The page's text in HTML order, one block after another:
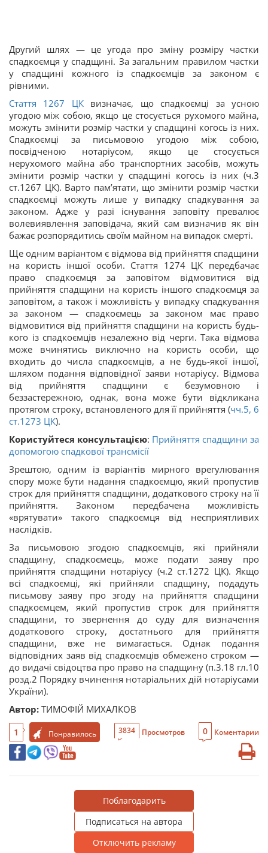
Другий шлях — це угода про зміну розміру частки
спадкоємця у спадщині. За загальним правилом частки
у спадщині кожного із спадкоємців за законом є
рівними.
Стаття 1267 ЦКвизначає, що спадкоємці за усною
угодою між собою, якщо це стосується рухомого майна,
можуть змінити розмір частки у спадщині когось із них.
Спадкоємці за письмовою угодою між собою,
посвідченою нотаріусом, якщо це стосується
нерухомого майна або транспортних засобів, можуть
змінити розмір частки у спадщині когось із них (ч.3
ст.1267 ЦК). Варто пам’ятати, що змінити розмір частки
спадкоємці можуть лише у випадку спадкування за
законом. Адже у разі існування заповіту превалює
волевиявлення заповідача, який сам визначив як він
бажає розпорядитись своїм майном на випадок смерті.
Ще одним варіантом є відмова від прийняття спадщини
на користь іншої особи. Стаття 1274 ЦК передбачає
право спадкоємця за заповітом відмовитися від
прийняття спадщини на користь іншого спадкоємця за
заповітом, а також і можливість у випадку спадкування
за законом — спадкоємець за законом має право
відмовитися від прийняття спадщини на користь будь-
кого із спадкоємців незалежно від черги. Така відмова
може вчинятись виключно на користь особи, що
входить до числа спадкоємців, а не будь-якої іншої,
шляхом подання відповідної заяви нотаріусу. Відмова
від прийняття спадщини є безумовною і
беззастережною, однак, вона може бути відкликана
протягом строку, встановленого для її прийняття (чч.5, 6
ст.1273 ЦК).
Користуйтеся консультацією: Прийняття спадщини за
допомогою спадкової трансмісії
Зрештою, одним із варіантів мирного врегулювання
спору може бути надання спадкоємцю, який пропустив
строк для прийняття спадщини, додаткового строку на її
прийняття. Законом передбачена можливість
«врятувати» такого спадкоємця від несприятливих
наслідків.
За письмовою згодою спадкоємців, які прийняли
спадщину, спадкоємець, може подати заяву про
прийняття спадщини нотаріусу (ч.2 ст.1272 ЦК). Якщо
всі спадкоємці, які прийняли спадщину, подадуть
письмову заяву про згоду на прийняття спадщини
спадкоємцем, який пропустив строк для прийняття
спадщини, то звернення до суду для визначення
додаткового строку, достатнього для прийняття
спадщини, вже не вимагається. Однак подання
відповідних заяв від спадкоємців обмежено строком —
до видачі свідоцтва про право на спадщину (п.3.18 гл.10
розд.2 Порядку вчинення нотаріальних дій нотаріусами
України).
Автор: ТИМОФІЙ МИХАЛКОВ
1 Понравилось 3834 Просмотров 0 Коментарии
Поблагодарить
Подписаться на автора
Отключить рекламу